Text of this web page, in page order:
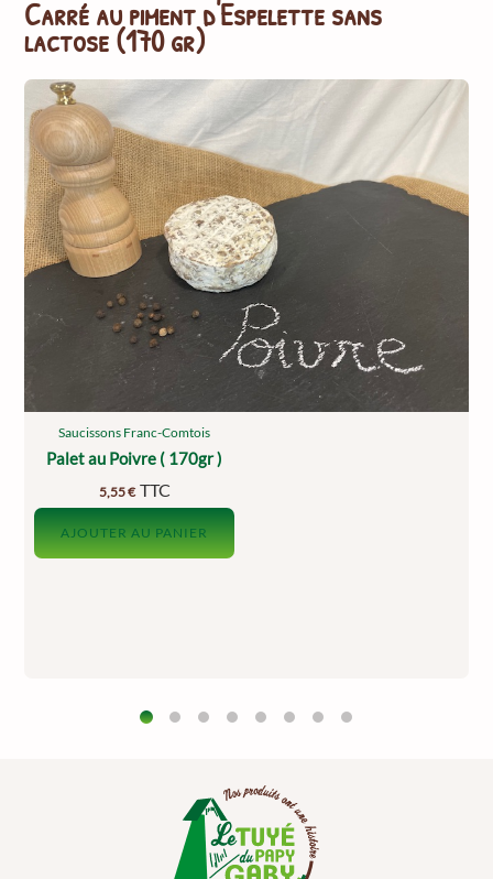
Carré au piment d'Espelette sans
lactose (170 gr)
Saucissons Franc-Comtois
Palet au Poivre ( 170gr )
5,55€ TTC
AJOUTER AU PANIER